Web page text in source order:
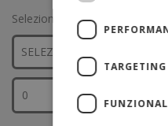
Seleziona il tipo di superficie e
CALCOLA
TARGETING